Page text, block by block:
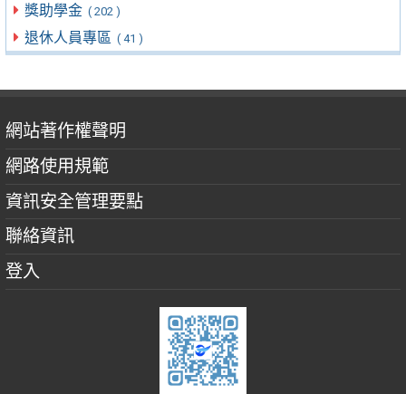
獎助學金 ( 202 )
退休人員專區 ( 41 )
網站著作權聲明
網路使用規範
資訊安全管理要點
聯絡資訊
登入